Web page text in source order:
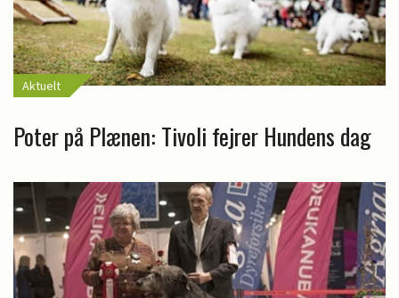
Aktuelt
Poter på Plænen: Tivoli fejrer Hundens dag